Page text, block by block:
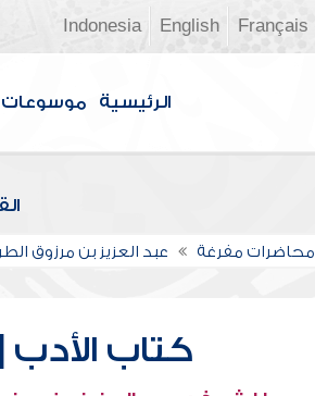
Français
English
Indonesia
الرئيسية موسوعات
محاضرات مفرغة عبد العزيز بن مرزوق
كتاب الأدب